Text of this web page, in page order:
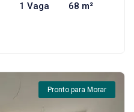
1 Vaga 68 m²
Pronto para Morar